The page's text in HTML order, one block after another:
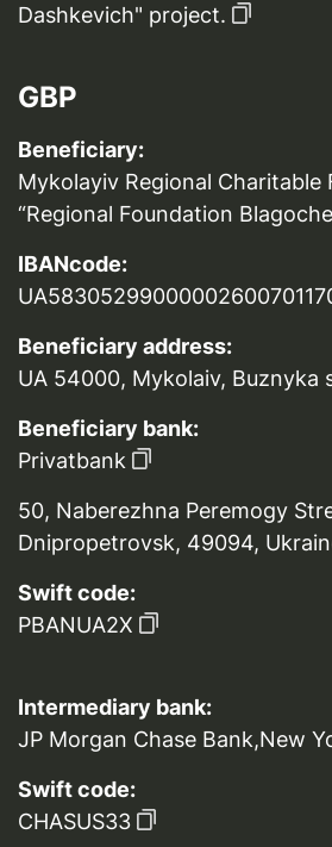
Dashkevich" project.
GBP
Beneficiary:
Mykolayiv Regional Charitable
“Regional Foundation
IBANcode:
Beneficiary address:
UA 54000, Mykolaiv, Buznyka
Beneficiary bank:
Privatbank
50, Naberezhna Peremogy
Dnipropetrovsk, 49094,
Swift code:
PBANUA2X
Intermediary bank:
JP Morgan Chase Bank,New
Swift code:
CHASUS33